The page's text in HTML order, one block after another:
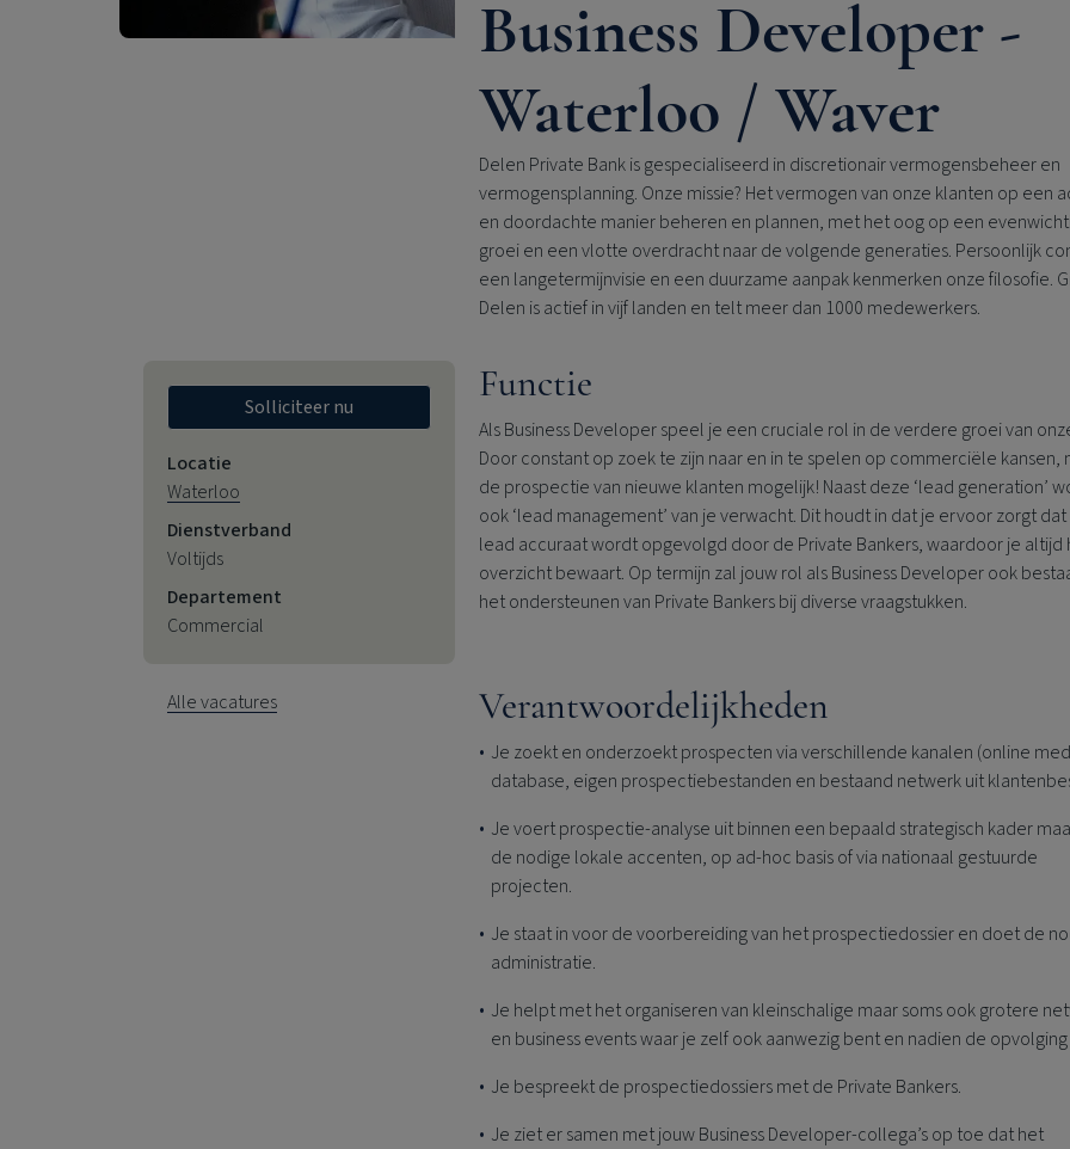
Business Developer -
Waterloo / Waver
Delen Private Bank is gespecialiseerd in discretionair vermogensbeheer en
vermogensplanning. Onze missie? Het vermogen van onze klanten op een
en doordachte manier beheren en plannen, met het oog op een
groei en een vlotte overdracht naar de volgende generaties. Persoonlijk
een langetermijnvisie en een duurzame aanpak kenmerken onze filosofie.
Delen is actief in vijf landen en telt meer dan 1000 medewerkers.
Functie
Als Business Developer speel je een cruciale rol in de verdere groei van
Door constant op zoek te zijn naar en in te spelen op commerciële kansen,
de prospectie van nieuwe klanten mogelijk! Naast deze ‘lead generation’
ook ‘lead management’ van je verwacht. Dit houdt in dat je ervoor zorgt
lead accuraat wordt opgevolgd door de Private Bankers, waardoor je altijd
overzicht bewaart. Op termijn zal jouw rol als Business Developer ook
het ondersteunen van Private Bankers bij diverse vraagstukken.
Verantwoordelijkheden
Je zoekt en onderzoekt prospecten via verschillende kanalen (online
database, eigen prospectiebestanden en bestaand netwerk uit
Je voert prospectie-analyse uit binnen een bepaald strategisch kader
de nodige lokale accenten, op ad-hoc basis of via nationaal gestuurde
projecten.
Je staat in voor de voorbereiding van het prospectiedossier en doet de
administratie.
Je helpt met het organiseren van kleinschalige maar soms ook grotere
en business events waar je zelf ook aanwezig bent en nadien de
Je bespreekt de prospectiedossiers met de Private Bankers.
Je ziet er samen met jouw Business Developer-collega’s op toe dat het
Solliciteer nu
Locatie
Waterloo
Dienstverband
Voltijds
Departement
Commercial
Alle vacatures